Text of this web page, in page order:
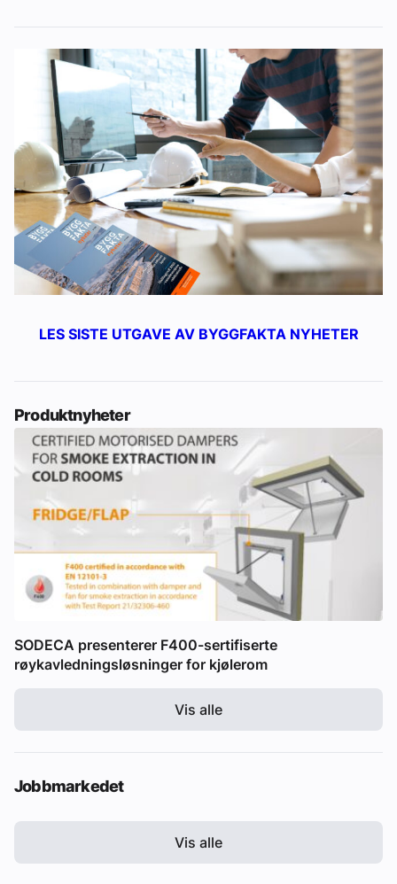
LES SISTE UTGAVE AV BYGGFAKTA NYHETER
Produktnyheter
SODECA presenterer F400-sertifiserte
røykavledningsløsninger for kjølerom
Vis alle
Jobbmarkedet
Vis alle